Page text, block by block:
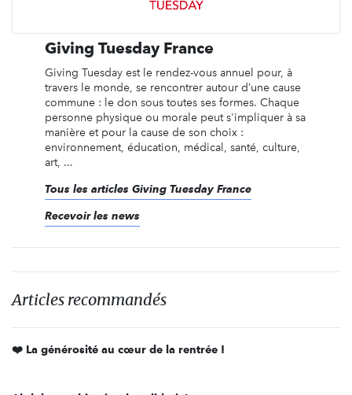
Giving Tuesday France
Giving Tuesday est le rendez-vous annuel pour, à
travers le monde, se rencontrer autour d’une cause
commune : le don sous toutes ses formes. Chaque
personne physique ou morale peut s'impliquer à sa
manière et pour la cause de son choix :
environnement, éducation, médical, santé, culture,
art, ...
Tous les articles Giving Tuesday France
Recevoir les news
Articles recommandés
❤️ La générosité au cœur de la rentrée !